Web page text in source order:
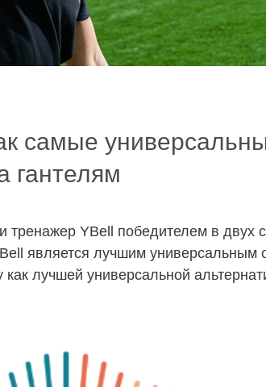
самые
гантелям
YBell победителем в двух
является лучшим универсальным
лучшей универсальной